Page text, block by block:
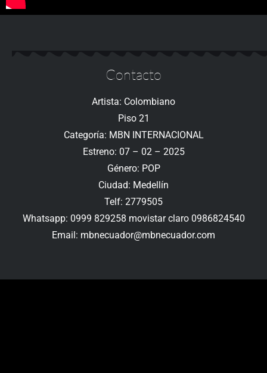
Contacto
Artista: Colombiano
Piso 21
Categoría: MBN INTERNACIONAL
Estreno: 07 – 02 – 2025
Género: POP
Ciudad: Medellín
Telf: 2779505
Whatsapp: 0999 829258 movistar claro 0986824540
Email: mbnecuador@mbnecuador.com